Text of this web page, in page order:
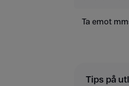
Ta emot
Tips på